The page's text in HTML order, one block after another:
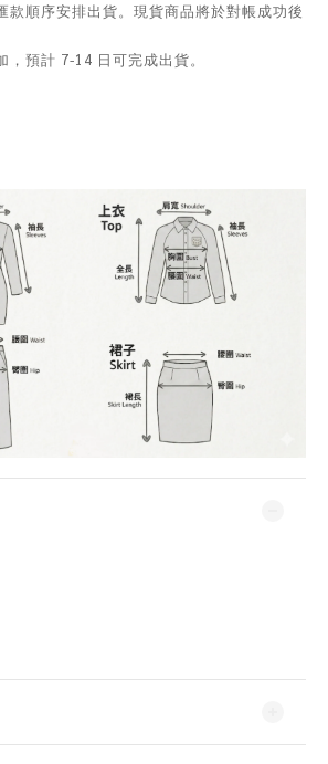
款順序安排出貨。現貨商品將於對帳成功後
，預計 7-14 日可完成出貨。